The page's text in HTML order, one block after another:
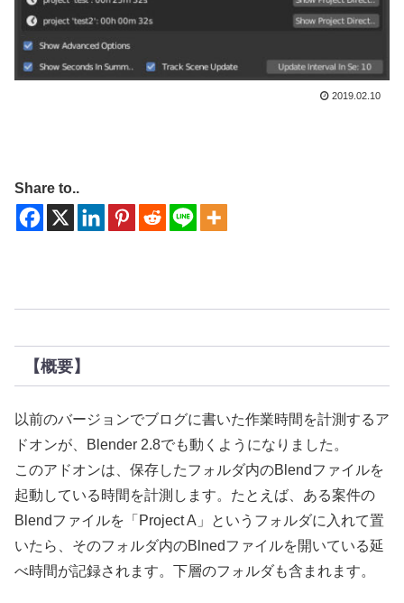
2019.02.10
Share to..
【概要】
以前のバージョンでブログに書いた作業時間を計測するア
ドオンが、Blender 2.8でも動くようになりました。
このアドオンは、保存したフォルダ内のBlendファイルを
起動している時間を計測します。たとえば、ある案件の
Blendファイルを「Project A」というフォルダに入れて置
いたら、そのフォルダ内のBlnedファイルを開いている延
べ時間が記録されます。下層のフォルダも含まれます。